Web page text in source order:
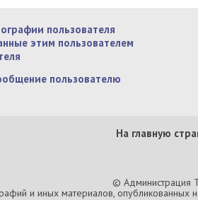
пользователя
этим пользователем
пользователю
На главную
© Администрация
и иных материалов, опубликованных